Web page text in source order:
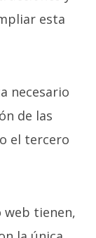
esta
necesario
de las
el tercero
web tienen,